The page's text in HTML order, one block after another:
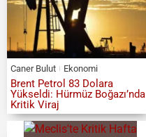
Caner Bulut Ekonomi
Brent Petrol 83 Dolara
Yükseldi: Hürmüz Boğazı’nda
Kritik Viraj